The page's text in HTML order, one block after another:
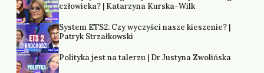
człowieka? | Katarzyna Kurska-Wilk
System ETS2. Czy wyczyści nasze kieszenie? |
Patryk Strzałkowski
Polityka jest na talerzu | Dr Justyna Zwolińska